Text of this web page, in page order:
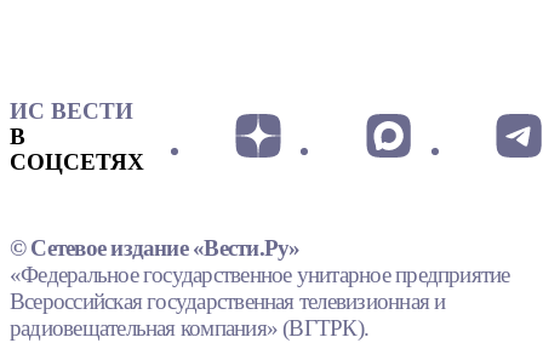
ИС ВЕСТИ
В
СОЦСЕТЯХ
© Сетевое издание «Вести.Ру»
«Федеральное государственное унитарное предприятие
Всероссийская государственная телевизионная и
радиовещательная компания» (ВГТРК).